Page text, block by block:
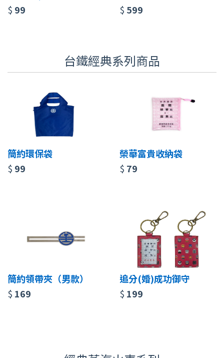
$ 99
$ 599
台鐵經典系列商品
簡約環保袋
$ 99
榮華富貴收納袋
$ 79
簡約領帶夾（男款）
$ 169
追分(婚)成功御守
$ 199